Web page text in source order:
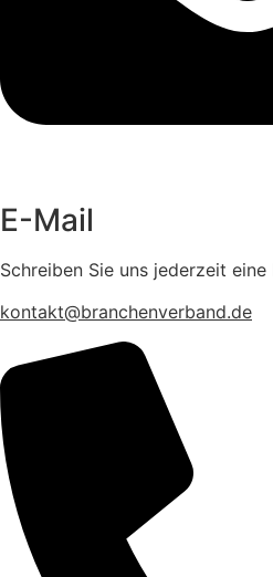
E-Mail
Schreiben Sie uns jederzeit eine
kontakt@branchenverband.de